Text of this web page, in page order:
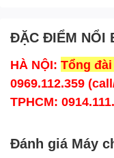
ĐẶC ĐIỂM NỔI
HÀ NỘI: Tổng
0969.112.359
TPHCM:
Đánh giá Máy